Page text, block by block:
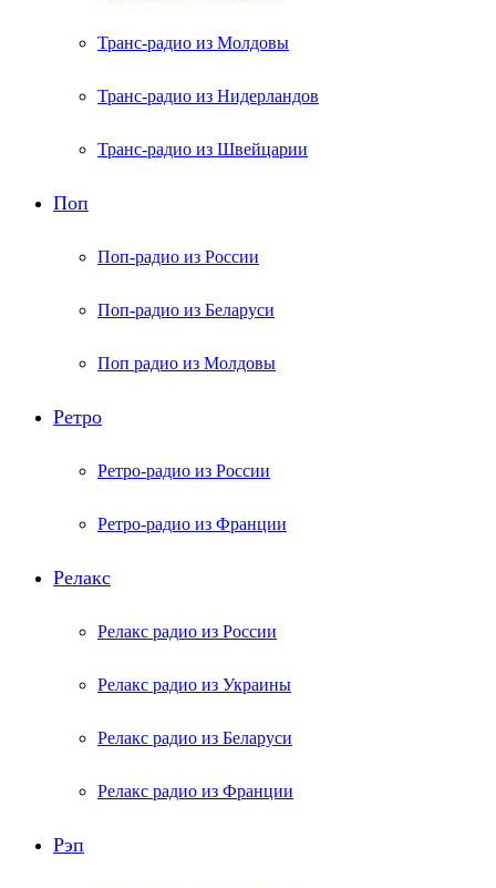
Транс-радио из Молдовы
Транс-радио из Нидерландов
Транс-радио из Швейцарии
Поп
Поп-радио из России
Поп-радио из Беларуси
Поп радио из Молдовы
Ретро
Ретро-радио из России
Ретро-радио из Франции
Релакс
Релакс радио из России
Релакс радио из Украины
Релакс радио из Беларуси
Релакс радио из Франции
Рэп